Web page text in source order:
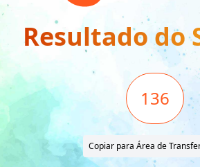
Resultado do
136
Copiar para Área de